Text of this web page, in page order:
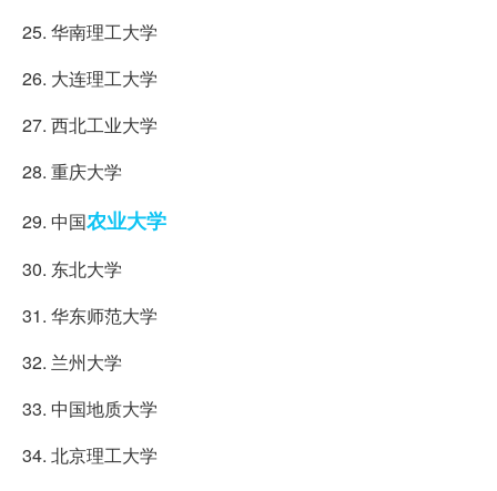
25. 华南理工大学
26. 大连理工大学
27. 西北工业大学
28. 重庆大学
29. 中国农业大学
30. 东北大学
31. 华东师范大学
32. 兰州大学
33. 中国地质大学
34. 北京理工大学